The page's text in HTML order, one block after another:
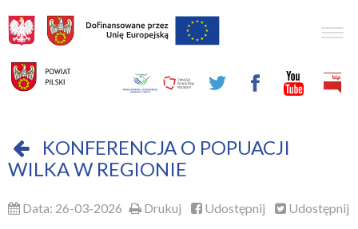
KONFERENCJA O POPUACJI
WILKA W REGIONIE
Data: 26-03-2026 Drukuj Udostępnij Udostępnij